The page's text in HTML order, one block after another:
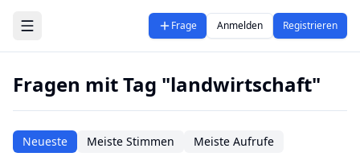
Zum Hauptinhalt springen
Frage Anmelden Registrieren
Fragen mit Tag "landwirtschaft"
Neueste Meiste Stimmen Meiste Aufrufe